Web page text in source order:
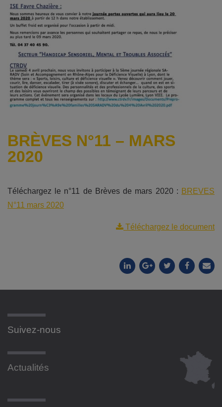
BRÈVES N°11 – MARS
2020
Téléchargez le n°11 de Brèves de mars 2020 : BREVES
N°11 mars 2020
Téléchargez le document
Suivez-nous
Actualités